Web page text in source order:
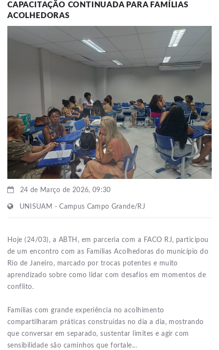
CAPACITAÇÃO CONTINUADA PARA FAMÍLIAS
ACOLHEDORAS
24 de Março de 2026, 09:30
UNISUAM - Campus Campo Grande/RJ
Hoje (24/03), a ABTH, em parceria com a FACO RJ, participou
de um encontro com as Famílias Acolhedoras do município do
Rio de Janeiro, marcado por trocas potentes e muito
aprendizado sobre como lidar com desafios em momentos de
conflito.
Famílias com grande experiência no acolhimento
compartilharam práticas construídas no dia a dia, mostrando
que conversar em separado, sustentar limites e agir com
sensibilidade são caminhos que fortale...